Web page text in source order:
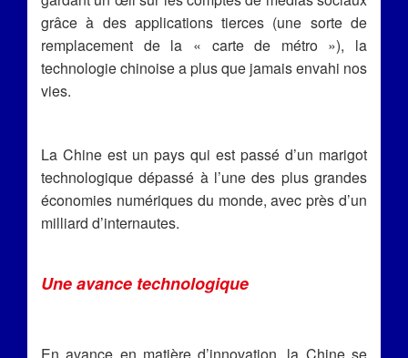
grâce à des applications tierces (une sorte de
remplacement de la « carte de métro »), la
technologie chinoise a plus que jamais envahi nos
vies.
La Chine est un pays qui est passé d’un marigot
technologique dépassé à l’une des plus grandes
économies numériques du monde, avec près d’un
milliard d’internautes.
Une avance technologique